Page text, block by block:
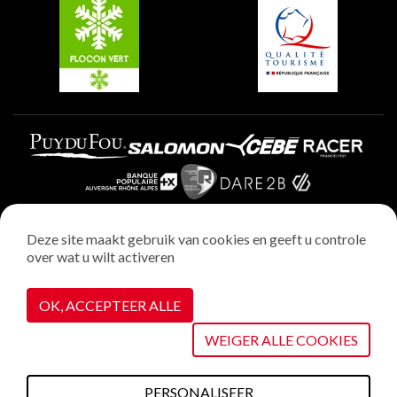
Plagne Villages
Plagne Aime 2000
Wettelijke vermeldingen
Privacybeleid
Realisatie : StudioJuillet
Cookiebeheer
Deze site maakt gebruik van cookies en geeft u controle
over wat u wilt activeren
OK, ACCEPTEER ALLE
WEIGER ALLE COOKIES
PERSONALISEER